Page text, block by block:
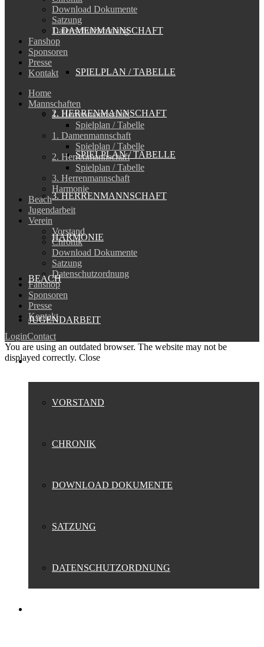
1. DAMENMANNSCHAFT
SPIELPLAN / TABELLE
2. HERRENMANNSCHAFT
SPIELPLAN / TABELLE
3. HERRENMANNSCHAFT
HARMONIE
BEACH
JUGENDARBEIT
VEREIN
VORSTAND
CHRONIK
DOWNLOAD DOKUMENTE
SATZUNG
DATENSCHUTZORDNUNG
Download Dokumente
Satzung
Datenschutzordnung
Fanshop
Sponsoren
Presse
Kontakt
Home
Mannschaften
1. Herrenmannschaft
Spielplan / Tabelle
1. Damenmannschaft
Spielplan / Tabelle
2. Herrenmannschaft
Spielplan / Tabelle
3. Herrenmannschaft
Harmonie
Beach
Jugendarbeit
Verein
Vorstand
Chronik
Download Dokumente
Satzung
Datenschutzordnung
Fanshop
Sponsoren
Presse
Kontakt
LoginContact
You are using an outdated browser. The website may not be
displayed correctly. Close